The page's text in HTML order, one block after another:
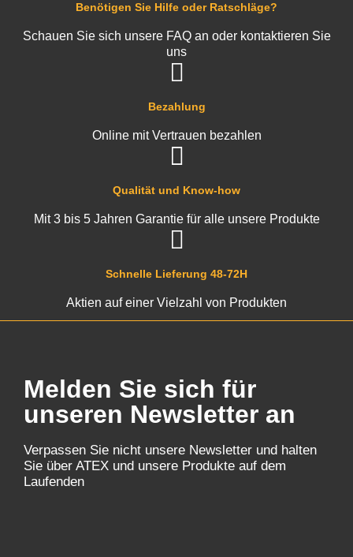
Schnelle Lieferung 48-72H
Aktien auf einer Vielzahl von Produkten
Qualität und Know-how
Mit 3 bis 5 Jahren Garantie für alle unsere Produkte
Bezahlung
Online mit Vertrauen bezahlen
Benötigen Sie Hilfe oder Ratschläge?
Schauen Sie sich unsere FAQ an oder kontaktieren Sie
uns
Melden Sie sich für
unseren Newsletter an
Verpassen Sie nicht unsere Newsletter und halten
Sie über ATEX und unsere Produkte auf dem
Laufenden